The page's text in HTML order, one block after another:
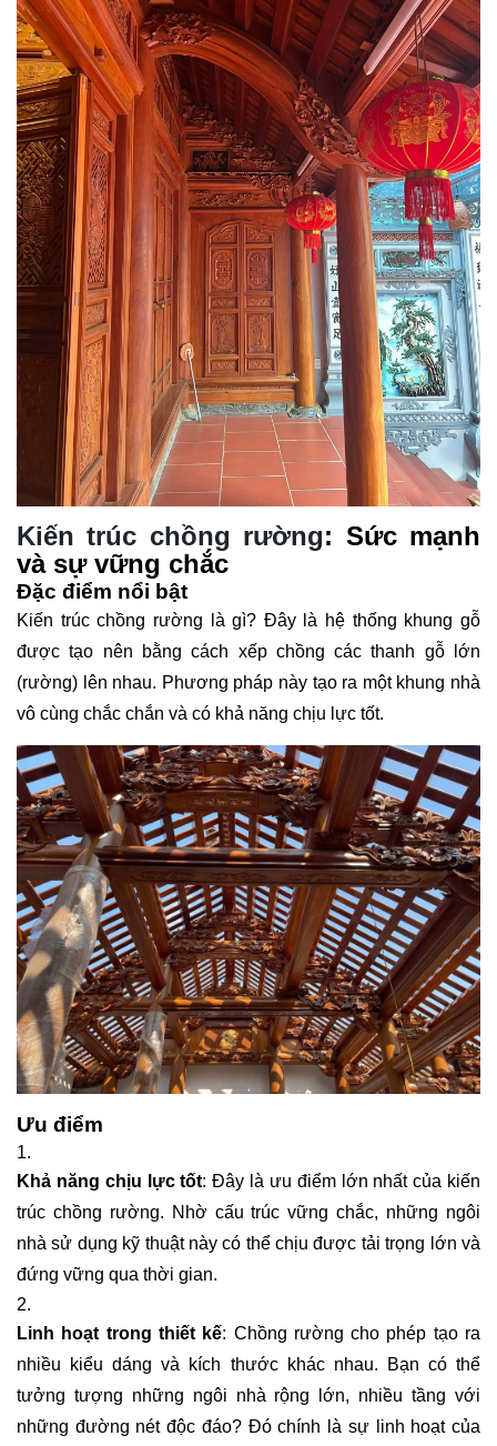
Kiến trúc chồng rường: Sức mạnh
và sự vững chắc
Đặc điểm nổi bật
Kiến trúc chồng rường là gì? Đây là hệ thống khung gỗ
được tạo nên bằng cách xếp chồng các thanh gỗ lớn
(rường) lên nhau. Phương pháp này tạo ra một khung nhà
vô cùng chắc chắn và có khả năng chịu lực tốt.
Ưu điểm
Khả năng chịu lực tốt: Đây là ưu điểm lớn nhất của kiến
trúc chồng rường. Nhờ cấu trúc vững chắc, những ngôi
nhà sử dụng kỹ thuật này có thể chịu được tải trọng lớn và
đứng vững qua thời gian.
Linh hoạt trong thiết kế: Chồng rường cho phép tạo ra
nhiều kiểu dáng và kích thước khác nhau. Bạn có thể
tưởng tượng những ngôi nhà rộng lớn, nhiều tầng với
những đường nét độc đáo? Đó chính là sự linh hoạt của